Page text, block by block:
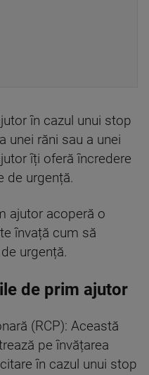
în cazul unui stop
unei răni sau a unei
îți oferă încredere
de urgență.
ajutor acoperă o
învață cum să
urgență.
de prim ajutor
(RCP): Această
pe învățarea
în cazul unui stop